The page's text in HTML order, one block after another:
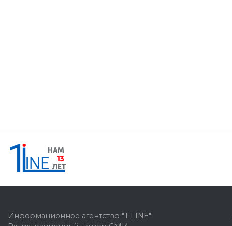
Информационное агентство "1-LINE"